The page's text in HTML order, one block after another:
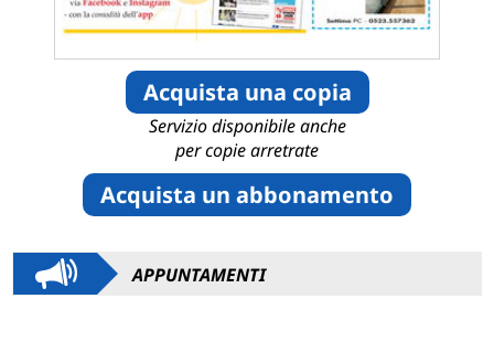
Acquista una copia
Servizio disponibile anche
per copie arretrate
Acquista un abbonamento
APPUNTAMENTI